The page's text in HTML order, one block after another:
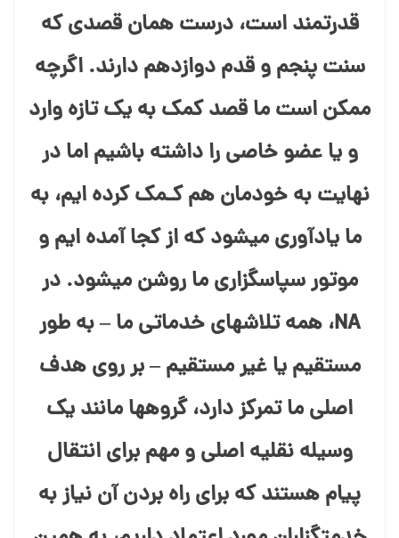
قدرتمند است، درست همان قصدی که
سنت پنجم و قدم دوازدهم دارند. اگرچه
ممکن است ما قصد کمک به یک تازه وارد
و یا عضو خاصی را داشته باشیم اما در
نهایت به خودمان هم کـمک کرده ایم، به
ما یادآوری میشود که از کجا آمده ایم و
موتور سپاسگزاری ما روشن میشود. در
NA، همه تلاشهای خدماتی ما – به طور
مستقیم یا غیر مستقیم – بر روی هدف
اصلی ما تمرکز دارد، گروهها مانند یک
وسیله نقلیه اصلی و مهم برای انتقال
پیام هستند که برای راه بردن آن نیاز به